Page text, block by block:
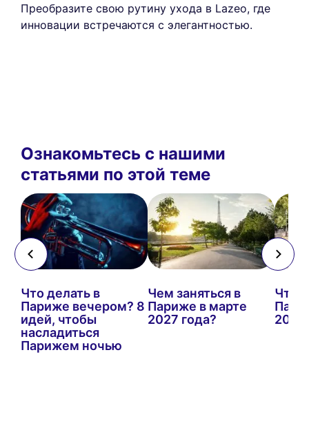
Преобразите свою рутину ухода в Lazeo, где
инновации встречаются с элегантностью.
Ознакомьтесь с нашими
статьями по этой теме
Что делать в
Париже вечером? 8
идей, чтобы
насладиться
Парижем ночью
Чем заняться в
Париже в марте
2027 года?
Что